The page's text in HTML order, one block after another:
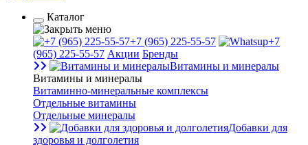
Каталог
+7 (965) 225-55-57
+7
(965) 225-55-57 Акции Бренды
Витамины и минералы
Витамины и минералы
Витаминно-минеральные комплексы
Отдельные витамины
Отдельные минералы
Добавки для
здоровья и долголетия